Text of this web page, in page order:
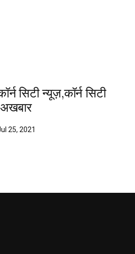
सिटी न्यूज़,कॉर्न सिटी
अखबार
25, 2021